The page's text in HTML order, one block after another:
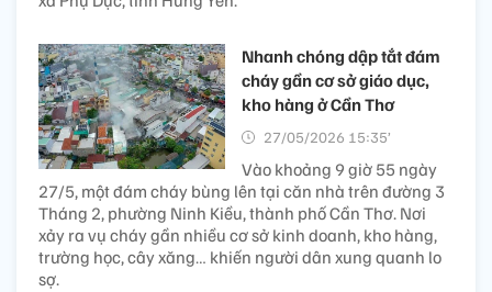
Nhanh chóng dập tắt đám
cháy gần cơ sở giáo dục,
kho hàng ở Cần Thơ
27/05/2026 15:35’
Vào khoảng 9 giờ 55 ngày
27/5, một đám cháy bùng lên tại căn nhà trên đường 3
Tháng 2, phường Ninh Kiều, thành phố Cần Thơ. Nơi
xảy ra vụ cháy gần nhiều cơ sở kinh doanh, kho hàng,
trường học, cây xăng… khiến người dân xung quanh lo
sợ.